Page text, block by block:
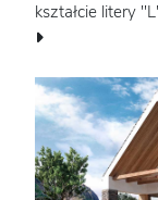
kształcie litery